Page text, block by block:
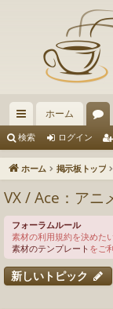
イ
ッ
ン
ク
ホーム
ー
検索 ログイン
ホーム 掲示板トップ
VX / Ace：アニ
フォーラムルール
素材の利用規約を決めた
素材のテンプレート をご
新しいトピック